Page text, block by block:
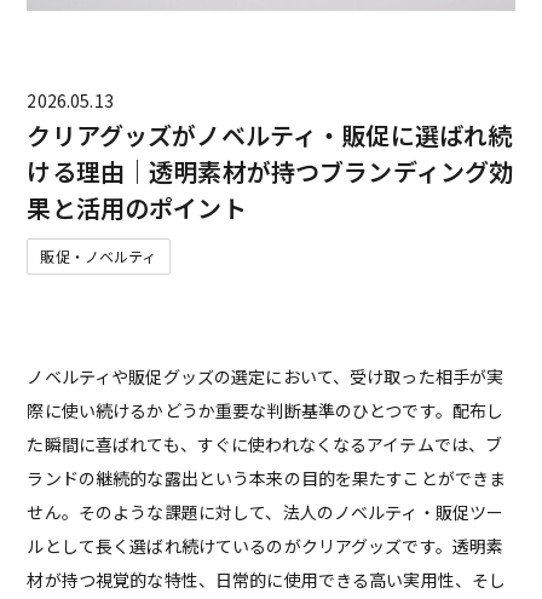
2026.05.13
クリアグッズがノベルティ・販促に選ばれ続
ける理由｜透明素材が持つブランディング効
果と活用のポイント
販促・ノベルティ
ノベルティや販促グッズの選定において、受け取った相手が実
際に使い続けるかどうか重要な判断基準のひとつです。配布し
た瞬間に喜ばれても、すぐに使われなくなるアイテムでは、ブ
ランドの継続的な露出という本来の目的を果たすことができま
せん。そのような課題に対して、法人のノベルティ・販促ツー
ルとして長く選ばれ続けているのがクリアグッズです。透明素
材が持つ視覚的な特性、日常的に使用できる高い実用性、そし